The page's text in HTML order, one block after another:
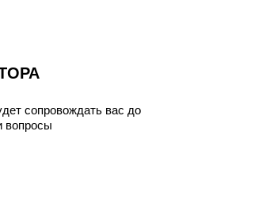
сопровождать вас до
вопросы